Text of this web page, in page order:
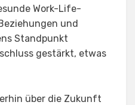
Work-Life-
und
Standpunkt
gestärkt, etwas
über die Zukunft